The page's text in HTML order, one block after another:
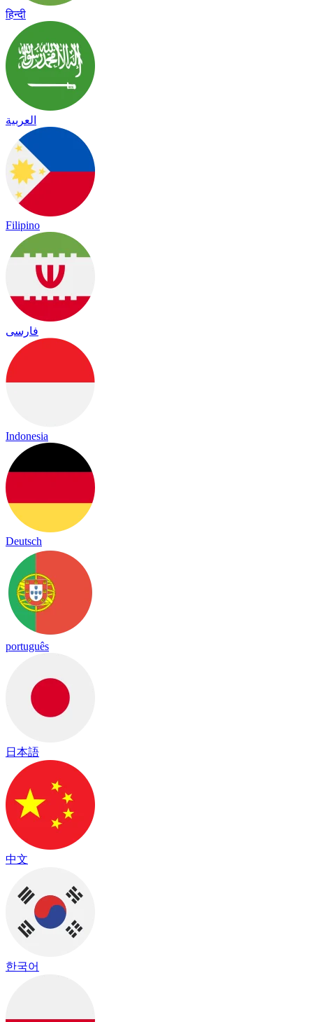
हिन्दी
العربية
Filipino
فارسی
Indonesia
Deutsch
português
日本語
中文
한국어